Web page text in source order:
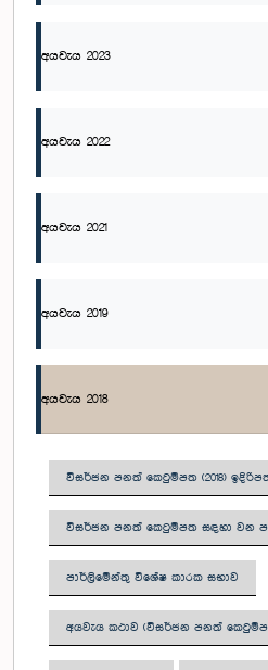
අයවැය 2023
අයවැය 2022
අයවැය 2021
අයවැය 2019
අයවැය 2018
විසර්ජන පනත් කෙටුම්පත (2018)
විසර්ජන පනත් කෙටුම්පත සඳහා වන
පාර්ලිමේන්තු විශේෂ කාරක සභාව
අයවැය කථාව (විසර්ජන පනත්